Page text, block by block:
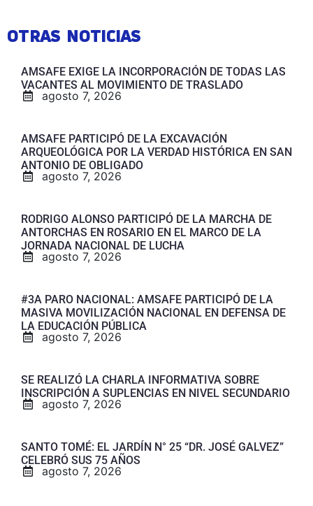
OTRAS NOTICIAS
AMSAFE EXIGE LA INCORPORACIÓN DE TODAS LAS
VACANTES AL MOVIMIENTO DE TRASLADO
agosto 7, 2026
AMSAFE PARTICIPÓ DE LA EXCAVACIÓN
ARQUEOLÓGICA POR LA VERDAD HISTÓRICA EN SAN
ANTONIO DE OBLIGADO
agosto 7, 2026
RODRIGO ALONSO PARTICIPÓ DE LA MARCHA DE
ANTORCHAS EN ROSARIO EN EL MARCO DE LA
JORNADA NACIONAL DE LUCHA
agosto 7, 2026
#3A PARO NACIONAL: AMSAFE PARTICIPÓ DE LA
MASIVA MOVILIZACIÓN NACIONAL EN DEFENSA DE
LA EDUCACIÓN PÚBLICA
agosto 7, 2026
SE REALIZÓ LA CHARLA INFORMATIVA SOBRE
INSCRIPCIÓN A SUPLENCIAS EN NIVEL SECUNDARIO
agosto 7, 2026
SANTO TOMÉ: EL JARDÍN N° 25 “DR. JOSÉ GALVEZ”
CELEBRÓ SUS 75 AÑOS
agosto 7, 2026